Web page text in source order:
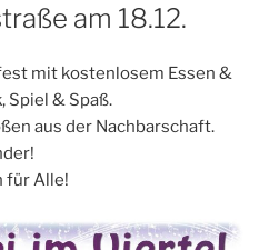
am 18.12.
mit kostenlosem Essen &
Spiel & Spaß.
aus der Nachbarschaft.
für Alle!